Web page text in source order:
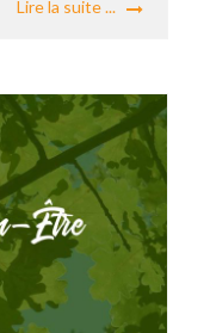
Lire la suite ...